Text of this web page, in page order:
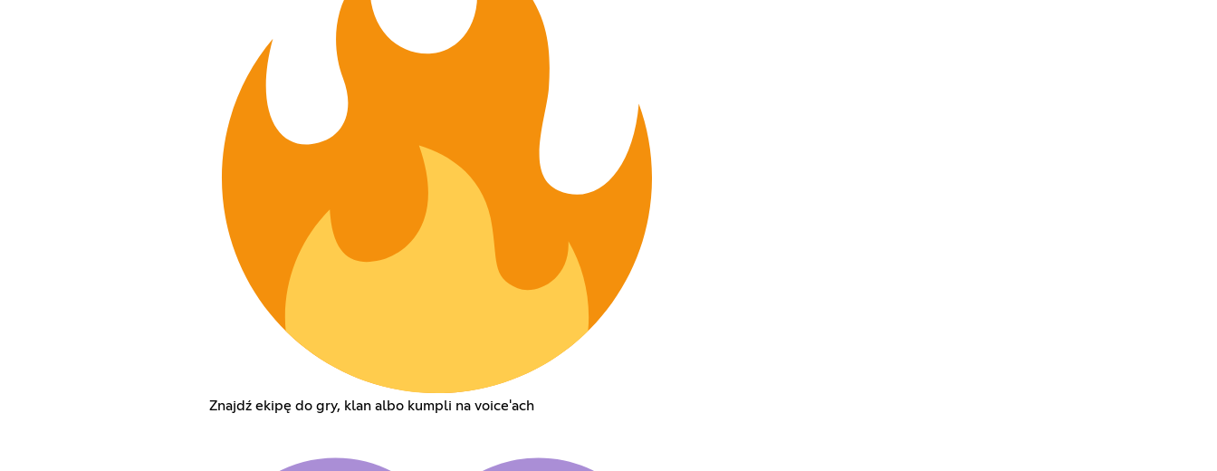
Znajdź ekipę do gry, klan albo kumpli na voice'ach